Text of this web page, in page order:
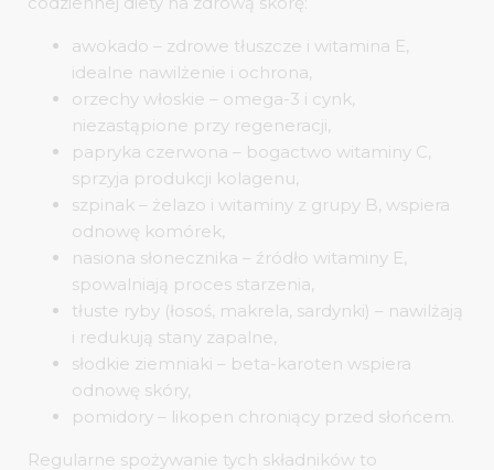
awokado – zdrowe tłuszcze i witamina E,
idealne nawilżenie i ochrona,
orzechy włoskie – omega-3 i cynk,
niezastąpione przy regeneracji,
papryka czerwona – bogactwo witaminy C,
sprzyja produkcji kolagenu,
szpinak – żelazo i witaminy z grupy B, wspiera
odnowę komórek,
nasiona słonecznika – źródło witaminy E,
spowalniają proces starzenia,
tłuste ryby (łosoś, makrela, sardynki) – nawilżają
i redukują stany zapalne,
słodkie ziemniaki – beta-karoten wspiera
odnowę skóry,
pomidory – likopen chroniący przed słońcem.
Regularne spożywanie tych składników to